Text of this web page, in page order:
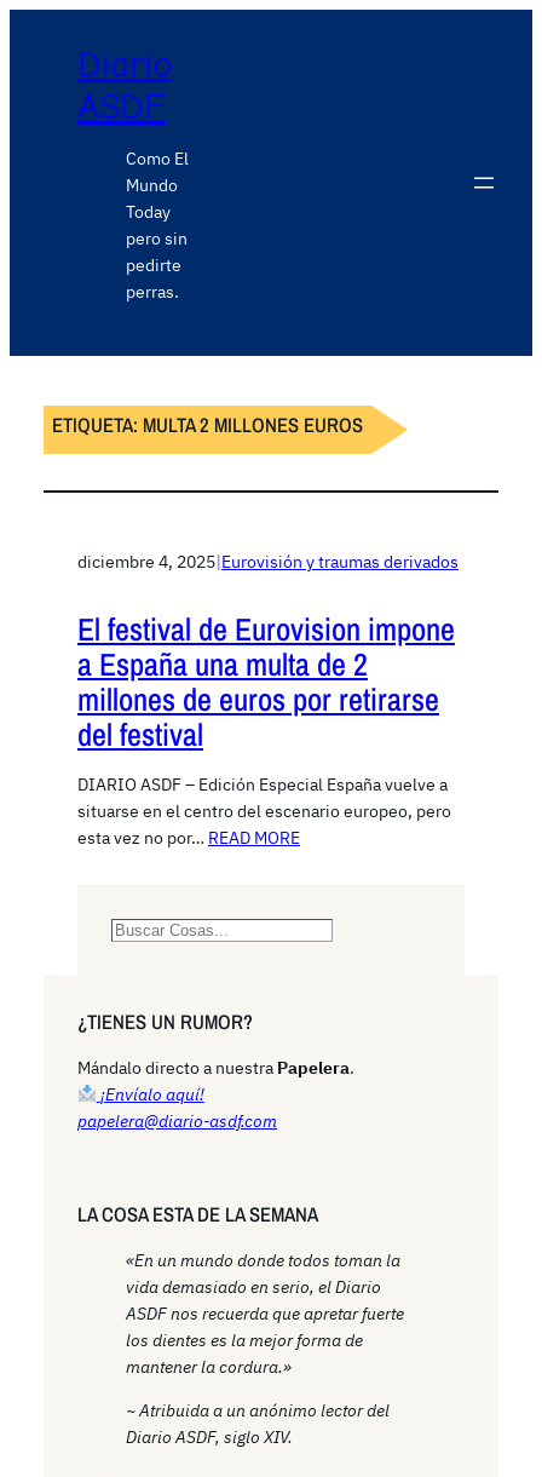
Diario
ASDF
Como El
Mundo
Today
pero sin
pedirte
perras.
ETIQUETA: MULTA 2 MILLONES EUROS
diciembre 4, 2025|Eurovisión y traumas derivados
El festival de Eurovision impone
a España una multa de 2
millones de euros por retirarse
del festival
DIARIO ASDF – Edición Especial España vuelve a
situarse en el centro del escenario europeo, pero
esta vez no por… READ MORE
S
r
h
¿TIENES UN RUMOR?
Mándalo directo a nuestra Papelera.
¡Envíalo aquí!
papelera@diario-asdf.com
LA COSA ESTA DE LA SEMANA
«En un mundo donde todos toman la
vida demasiado en serio, el Diario
ASDF nos recuerda que apretar fuerte
los dientes es la mejor forma de
mantener la cordura.»
~ Atribuida a un anónimo lector del
Diario ASDF, siglo XIV.